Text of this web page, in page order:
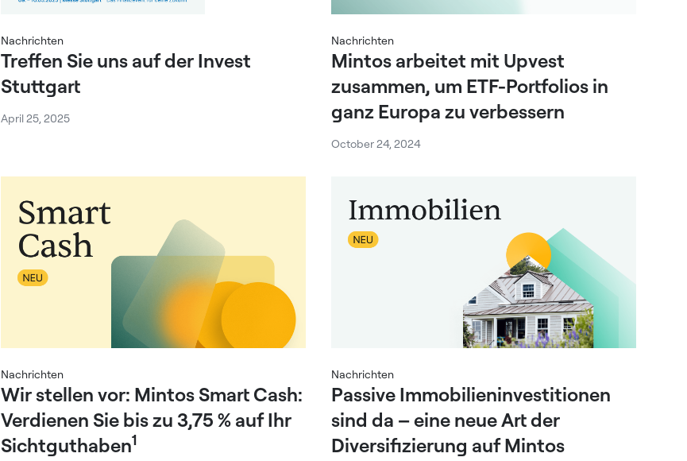
Nachrichten
Treffen Sie uns auf der Invest
Stuttgart
April 25, 2025
Nachrichten
Mintos arbeitet mit Upvest
zusammen, um ETF-Portfolios in
ganz Europa zu verbessern
October 24, 2024
Nachrichten
Wir stellen vor: Mintos Smart Cash:
Verdienen Sie bis zu 3,75 % auf Ihr
Sichtguthaben1
Nachrichten
Passive Immobilieninvestitionen
sind da – eine neue Art der
Diversifizierung auf Mintos